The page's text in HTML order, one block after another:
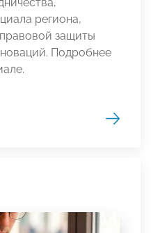
региона,
защиты
Подробнее